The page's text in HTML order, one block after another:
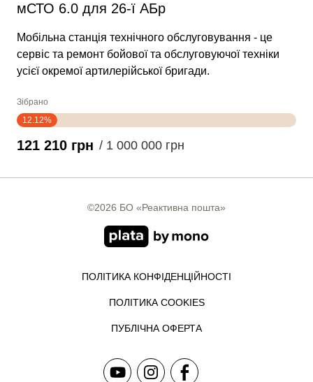
мСТО 6.0 для 26-ї АБр
Мобільна станція технічного обслуговування - це
сервіс та ремонт бойової та обслуговуючої техніки
усієї окремої артилерійської бригади.
Зібрано
12.12%
121 210 грн / 1 000 000 грн
©2026 БО «Реактивна пошта»
ПОЛІТИКА КОНФІДЕНЦІЙНОСТІ
ПОЛІТИКА COOKIES
ПУБЛІЧНА ОФЕРТА